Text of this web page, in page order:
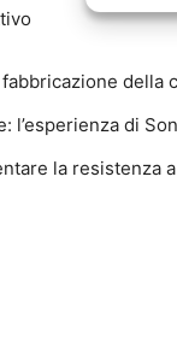
fabbricazione della
l’esperienza di
la resistenza